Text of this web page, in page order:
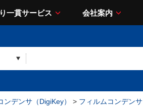
一貫サービス 会社案内
ンデンサ（DigiKey） > フィルムコンデンサ